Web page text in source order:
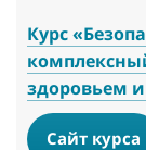
Курс
здоровьем
Сайт курса